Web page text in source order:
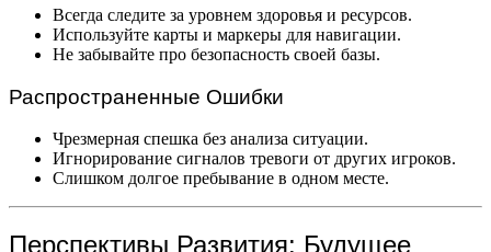
Всегда следите за уровнем здоровья и ресурсов.
Используйте карты и маркеры для навигации.
Не забывайте про безопасность своей базы.
Распространенные Ошибки
Чрезмерная спешка без анализа ситуации.
Игнорирование сигналов тревоги от других игроков.
Слишком долгое пребывание в одном месте.
Перспективы Развития: Будущее